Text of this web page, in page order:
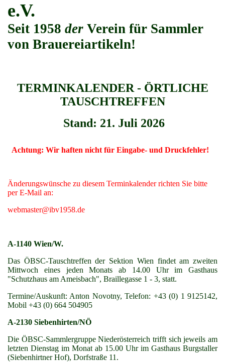
e.V.
Seit 1958 der Verein für Sammler
von Brauereiartikeln!
TERMINKALENDER - ÖRTLICHE
TAUSCHTREFFEN
Stand: 21. Juli 2026
Achtung: Wir haften nicht für Eingabe- und Druckfehler!
Änderungswünsche zu diesem Terminkalender richten Sie bitte
per E-Mail an:
webmaster@ibv1958.de
A-1140 Wien/W.
Das ÖBSC-Tauschtreffen der Sektion Wien findet am zweiten
Mittwoch eines jeden Monats ab 14.00 Uhr im Gasthaus
"Schutzhaus am Ameisbach", Braillegasse 1 - 3, statt.
Termine/Auskunft: Anton Novotny, Telefon: +43 (0) 1 9125142,
Mobil +43 (0) 664 504905
A-2130 Siebenhirten/NÖ
Die ÖBSC-Sammlergruppe Niederösterreich trifft sich jeweils am
letzten Dienstag im Monat ab 15.00 Uhr im Gasthaus Burgstaller
(Siebenhirtner Hof), Dorfstraße 11.